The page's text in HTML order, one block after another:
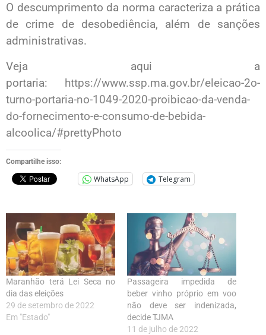
O descumprimento da norma caracteriza a prática
de crime de desobediência, além de sanções
administrativas.
Veja aqui a
portaria: https://www.ssp.ma.gov.br/eleicao-2o-
turno-portaria-no-1049-2020-proibicao-da-venda-
do-fornecimento-e-consumo-de-bebida-
alcoolica/#prettyPhoto
Compartilhe isso:
WhatsApp Telegram
Maranhão terá Lei Seca no
dia das eleições
29 de setembro de 2022
Em "Estado"
Passageira impedida de
beber vinho próprio em voo
não deve ser indenizada,
decide TJMA
11 de julho de 2022